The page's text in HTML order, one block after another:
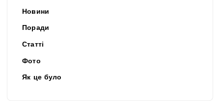
Новини
Поради
Статті
Фото
Як це було